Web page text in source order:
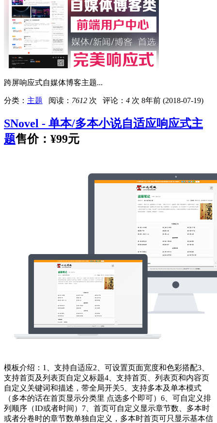
跨屏响应式自媒体博客主题...
分类： 主题 阅读： 7612 次 评论： 4 次 8年前 (2018-07-19)
SNovel - 单本/多本小说自适应响应式主
题售价： ¥99元
模板介绍：1、支持自适应2、可设置页面宽度和色彩搭配3、
支持首页及列表页自定义标题4、支持首页、列表页和内容页
自定义关键词和描述，带全局开关5、支持多本及单本模式
（多本的话在首页显示分类里 点选多个即可）6、可自定义排
列顺序（ID或者时间）7、首页可自定义显示章节数、多本时
或者分卷时的章节数单独自定义，多本时首页可只显示基本信